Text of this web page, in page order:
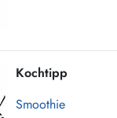
Kochtipp
Smoothie